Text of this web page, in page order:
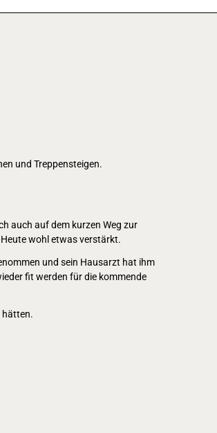
und Treppensteigen.
auch auf dem kurzen Weg zur
wohl etwas verstärkt.
und sein Hausarzt hat ihm
fit werden für die kommende
hätten.